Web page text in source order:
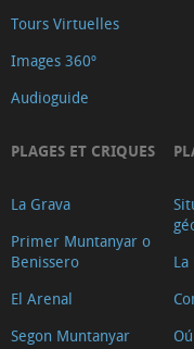
Tours Virtuelles
Images 360º
Audioguide
PLAGES ET CRIQUES
La Grava
Primer Muntanyar o
Benissero
El Arenal
Segon Muntanyar